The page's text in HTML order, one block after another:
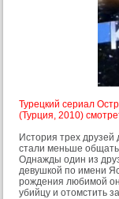
Турецкий сериал
(Турция, 2010)
История трех друзей
стали меньше
Однажды один из
девушкой по имени
рождения любимой он
убийцу и отомстить